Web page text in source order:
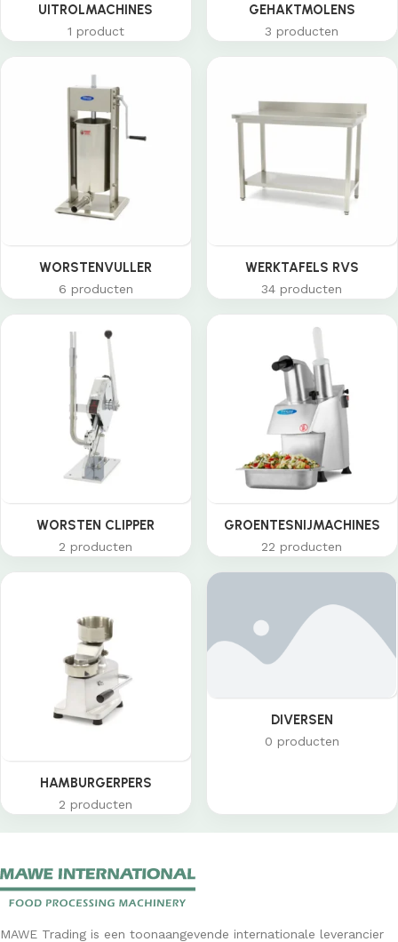
UITROLMACHINES
1 product
GEHAKTMOLENS
3 producten
WORSTENVULLER
6 producten
WERKTAFELS RVS
34 producten
WORSTEN CLIPPER
2 producten
GROENTESNIJMACHINES
22 producten
HAMBURGERPERS
2 producten
DIVERSEN
0 producten
MAWE Trading is een toonaangevende internationale leverancier